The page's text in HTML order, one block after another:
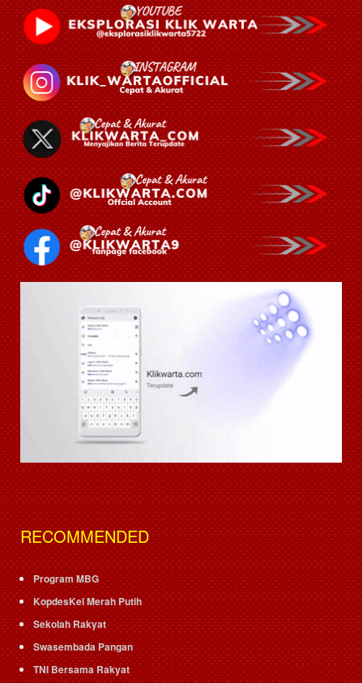
RECOMMENDED
Program MBG
KopdesKel Merah Putih
Sekolah Rakyat
Swasembada Pangan
TNI Bersama Rakyat